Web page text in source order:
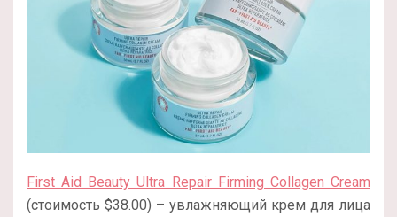
First Aid Beauty Ultra Repair Firming Collagen Cream
(стоимость $38.00) – увлажняющий крем для лица